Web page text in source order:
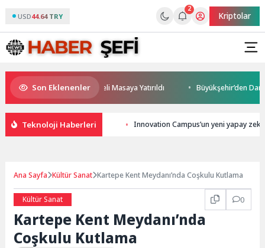
USD44.64 TRY
2
Kriptolar
Son Eklenenler
ve Yatırım Potansiyeli Masaya Yatırıldı Büyükşehir’den
Teknoloji Haberleri Innovation Campus’un yeni yapay
Ana Sayfa Kültür Sanat Kartepe Kent Meydanı’nda Coşkulu Kutlama
Kültür Sanat 0
Kartepe Kent Meydanı’nda
Coşkulu Kutlama